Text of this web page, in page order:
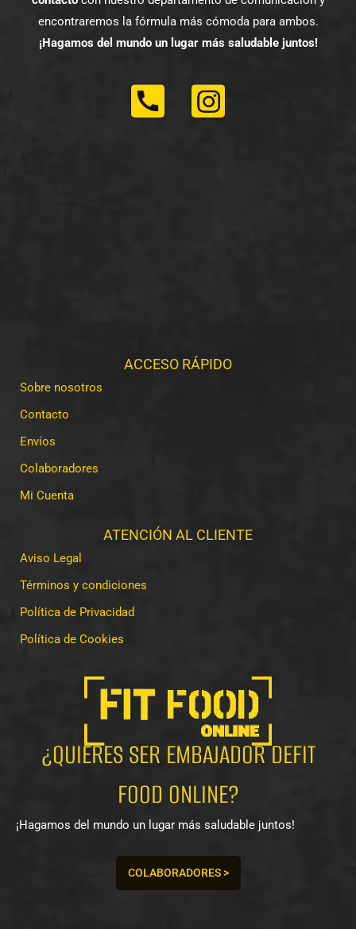
encontraremos la fórmula más cómoda para ambos.
¡Hagamos del mundo un lugar más saludable juntos!
ACCESO RÁPIDO
Sobre nosotros
Contacto
Envíos
Colaboradores
Mi Cuenta
ATENCIÓN AL CLIENTE
Aviso Legal
Términos y condiciones
Política de Privacidad
Política de Cookies
¿QUIERES SER EMBAJADOR DEFIT
FOOD ONLINE?
¡Hagamos del mundo un lugar más saludable juntos!
COLABORADORES >